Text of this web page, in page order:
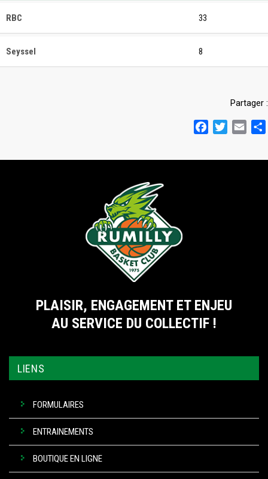
RBC 33
Seyssel 8
Partager :
FacebookTwitter
PLAISIR, ENGAGEMENT ET ENJEU
AU SERVICE DU COLLECTIF !
LIENS
FORMULAIRES
ENTRAINEMENTS
BOUTIQUE EN LIGNE